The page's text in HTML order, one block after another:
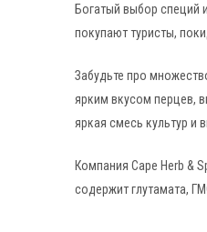
Богатый выбор специй
покупают туристы,
Забудьте про
ярким вкусом перцев,
яркая смесь культур и
Компания Cape Herb &
содержит глутамата,